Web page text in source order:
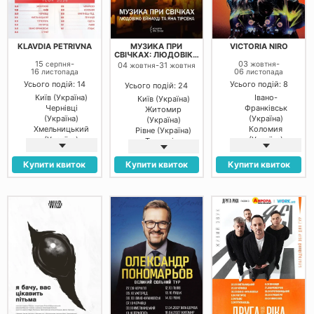
(Україна)
(Україна)
Житомир
(Україна)
Рівне (Україна)
Луцьк
(Україна)
(Україна)
Кропивницький
(Україна)
Хмельницький
(Україна)
Миколаїв
(Україна)
Черкаси
(Україна)
Полтава
KLAVDIA PETRIVNA
15 серпня-
16 листопада
Усього подій: 14
Київ (Україна)
Чернівці
(Україна)
Хмельницький
(Україна)
Тернопіль
(Україна)
Ужгород
Франківськ
(Україна)
Мукачево
(Україна)
Коломия
(Україна)
Кам'янець-
Подільський
(Україна)
Купити квиток
МУЗИКА ПРИ
СВІЧКАХ: ЛЮДОВІКО
ЕЙНАУДІ ТА ЯН
04 жовтня-31 жовтня
Усього подій: 24
Київ (Україна)
Житомир
(Україна)
Рівне (Україна)
Тернопіль
(Україна)
Івано-
Франківськ
Подільський
(Україна)
Біла Церква
(Україна)
Мукачево
(Україна)
Ужгород
(Україна)
Одеса
(Україна)
Дніпро
Купити квиток
VICTORIA NIRO
03 жовтня-
06листопада
Усього подій: 8
Івано-
Франківськ
(Україна)
Коломия
(Україна)
Житомир
(Україна)
Вінниця
(Україна)
Новояворівськ
(Україна)
Трускавець
(Україна)
Рівне (Україна)
Купити квиток